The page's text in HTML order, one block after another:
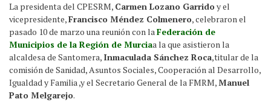
La presidenta del CPESRM, Carmen Lozano Garridoy el
vicepresidente,Francisco Méndez Colmenero, celebraron el
pasado 10 de marzo una reunión con laFederación de
Municipios de la Región de Murciaa la que asistieron la
alcaldesa de Santomera, Inmaculada Sánchez Roca,titular de la
comisión de Sanidad, Asuntos Sociales, Cooperación al Desarrollo,
Igualdad y Familia ,y el Secretario General de la FMRM,Manuel
Pato Melgarejo.